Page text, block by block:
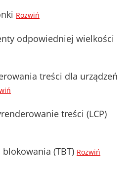
Rozwiń
odpowiedniej wielkości
treści dla urządzeń
treści (LCP)
blokowania (TBT) Rozwiń